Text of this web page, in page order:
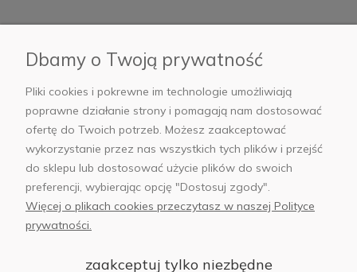
AB Foto
sklep@abfoto.pl
+48 797 971 275
Dbamy o Twoją prywatność
Pliki cookies i pokrewne im technologie umożliwiają
poprawne działanie strony i pomagają nam dostosować
ofertę do Twoich potrzeb. Możesz zaakceptować
wykorzystanie przez nas wszystkich tych plików i przejść
do sklepu lub dostosować użycie plików do swoich
preferencji, wybierając opcję "Dostosuj zgody".
Więcej o plikach cookies przeczytasz w naszej Polityce
prywatności.
zaakceptuj tylko niezbędne